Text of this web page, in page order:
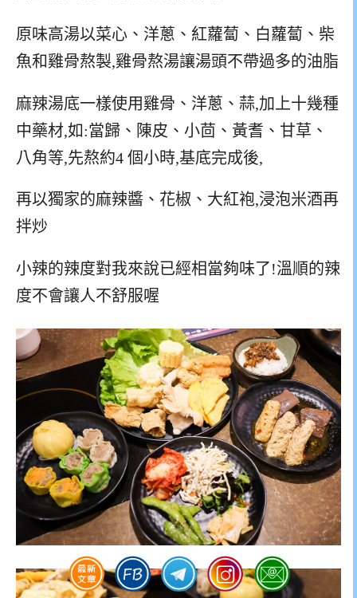
原味高湯以菜心、洋蔥、紅蘿蔔、白蘿蔔、柴
魚和雞骨熬製,雞骨熬湯讓湯頭不帶過多的油脂
麻辣湯底一樣使用雞骨、洋蔥、蒜,加上十幾種
中藥材,如:當歸、陳皮、小茴、黃耆、甘草、
八角等,先熬約4 個小時,基底完成後,
再以獨家的麻辣醬、花椒、大紅袍,浸泡米酒再
拌炒
小辣的辣度對我來說已經相當夠味了!溫順的辣
度不會讓人不舒服喔